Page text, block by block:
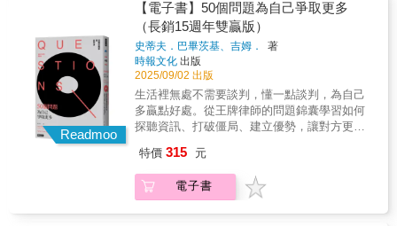
遠選擇自己最熟悉的語言。◎除非談判議程中
的每一個議案都達成協議，否則應視為沒有任
何一個議案達成協議。◎從事跨國談判或跨文
化談判時，你必須具備這樣的認知與修養：
（1）入國問禁，入境隨俗。（2）文化與文化
之間，無所謂對或錯，也無所謂好或壞，它們
只是不同而已！
要做沒有回報的讓步！◎儘可能不要與不具實
權的人談判。◎受談判對手尊敬遠比受其喜歡
更重要。◎卓越的談判者視談判對手為問題解
決者。因此，他經常展現這樣的風格：對人溫
和，但對主題強硬；努力增進互信；以追求雙
贏為目標。◎「贏家」是指自認為贏得談判的
人，「輸家」是指自認為輸掉談判的人。因
此，只有雙贏才是真贏！◎每一件事均可談
判，但不要每一件事都談判；每一件事均可重
開談判，但不要每一件事都重開談判。◎不要
毫不猶豫地接納談判對手的首次提議，你務必
要與他討價還價！◎盡量不要利用電話談判，
交易中獲取最大價值。專業推薦「克勞斯納和
蘇布拉曼尼安的著作對於任何想要了解現實合
約和交易的人來說，都是非常寶貴的參考資
源。作者舉了許多有趣的實例，並且很有技巧
地運用基本的經濟學概念闡述它們。實務派會
得到許多真知灼見，但學者也可以藉此將自己
的理論修正得更好。」──諾貝爾經濟學獎得
主、哈佛大學教授∣奧立佛‧哈特（Oliver Hart）
「這本書文字直白，大量援引真實案例，探討
了所有的交易──無論是生技公司與藥廠的合
作、技術專利或併購案的盈利能力支付條款──
是如何回應其中蘊含的經濟學根本原理。克勞
釐清的經濟學概念；將經濟學理論實際應用在
真實的交易場景中。對商業和法律界的學生和
專業人士來說，《DEALS交易力：從商業合約
設計到併購談判的8堂實戰課》都是不可多得的
參考資源。交易力八大重點：1. 了解協商與議
價能力的基本框架。2. 解讀資訊不對稱與逆向
選擇的挑戰。3. 解決事前資訊不對等難題的機
制。4. 如何處理道德風險與確認履約的狀況。
做出適合的調整以因應商業環境的變化。7. 設
何從經濟學的角度擬定理想的合約。從二手車
交易買賣到數十億美元企業併購，商學院教授
與法學專家聯手，從現實生活的實際案例了解
協商的人更常用「請問如果要解約該找哪一
位？」來開場，也更有機會為自己省下每月的
電信費用。因為：當你是一家企業的長期顧
客，企業很清楚與重視長期顧客的價值，通常
設有專員負責留住這樣的顧客，他們有權限提
供優惠。/ 當聽到一個超乎預算的價格，一般人
直覺反應：價格沒得談嗎？而對方幾乎都會順
著話回答：沒有。懂協商的人則會改成這麼
問：議價空間有多少？因為：對方面對的不再
是一個「是」或「否」問題，面對新提問，他
而這就為你開啟了降價的大門。/另外，我們在
生活和工作上難免需要跟過去有不愉快的人協
商，一般人可能選擇硬著頭皮上場，而懂協商
Readmoo
【電子書】50個問題為自己爭取更多
（長銷15週年雙贏版）
史蒂夫．巴畢茨基、吉姆．
著
時報文化 出版
2025/09/02 出版
生活裡無處不需要談判，懂一點談判，為自己
多贏點好處。從王牌律師的問題錦囊學習如何
探聽資訊、打破僵局、建立優勢，讓對方更有
攻，也是攻擊性的防守──────問對問題，協
商先贏一半聰明的人不一定會談判；而懂協商
的人往往在財務和工作上更勝一籌，在生活上
特價 315 元
電子書